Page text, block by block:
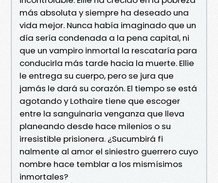
más absoluta y siempre ha deseado una
vida mejor. Nunca había imaginado que un
día sería condenada a la pena capital, ni
que un vampiro inmortal la rescataría para
conducirla más tarde hacia la muerte. Ellie
le entrega su cuerpo, pero se jura que
jamás le dará su corazón. El tiempo se está
agotando y Lothaire tiene que escoger
entre la sanguinaria venganza que lleva
planeando desde hace milenios o su
irresistible prisionera. ¿Sucumbirá fi
nalmente al amor el siniestro guerrero cuyo
nombre hace temblar a los mismísimos
inmortales?